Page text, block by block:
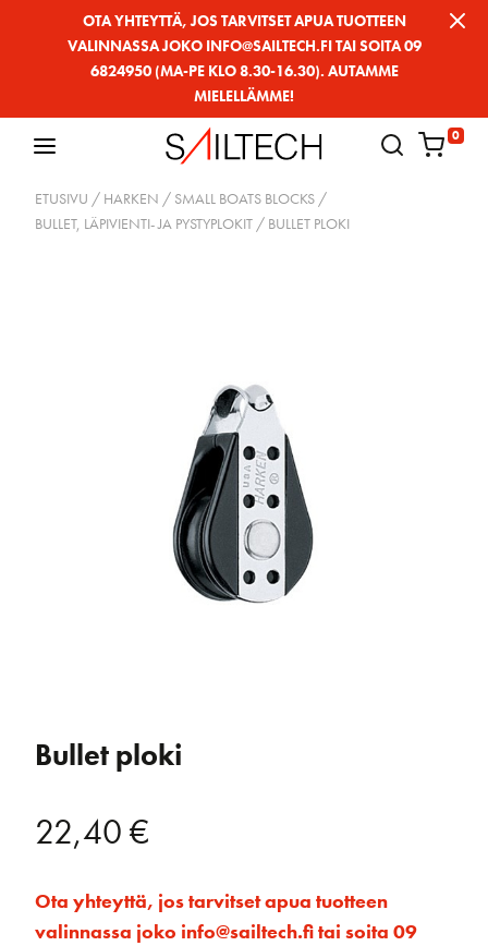
OTA YHTEYTTÄ, JOS TARVITSET APUA TUOTTEEN
VALINNASSA JOKO INFO@SAILTECH.FI TAI SOITA 09
6824950 (MA-PE KLO 8.30-16.30). AUTAMME
MIELELLÄMME!
0
ETUSIVU / HARKEN / SMALL BOATS BLOCKS /
BULLET, LÄPIVIENTI- JA PYSTYPLOKIT / BULLET PLOKI
Bullet ploki
22,40€
Ota yhteyttä, jos tarvitset apua tuotteen
valinnassa joko info@sailtech.fi tai soita 09